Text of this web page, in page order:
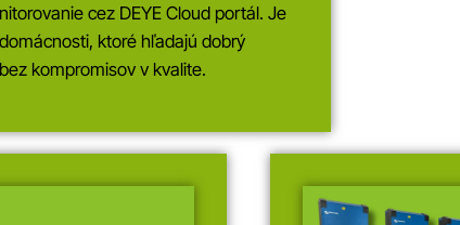
cez DEYE Cloud portál. Je
ktoré hľadajú dobrý
kompromisov v kvalite.